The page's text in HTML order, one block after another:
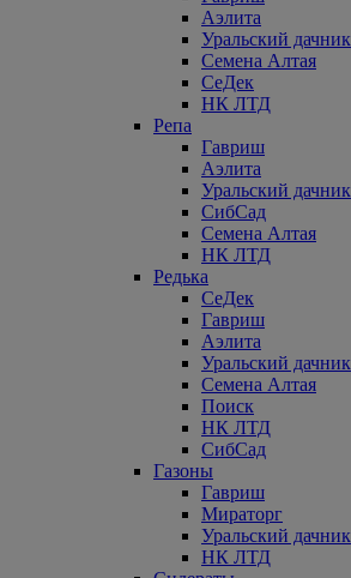
Аэлита
Уральский дачник
Семена Алтая
СеДек
НК ЛТД
Репа
Гавриш
Аэлита
Уральский дачник
СибСад
Семена Алтая
НК ЛТД
Редька
СеДек
Гавриш
Аэлита
Уральский дачник
Семена Алтая
Поиск
НК ЛТД
СибСад
Газоны
Гавриш
Мираторг
Уральский дачник
НК ЛТД